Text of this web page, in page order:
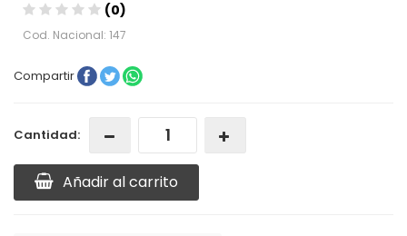
(0)
Cod. Nacional: 147
Compartir
Cantidad:
Añadir al carrito